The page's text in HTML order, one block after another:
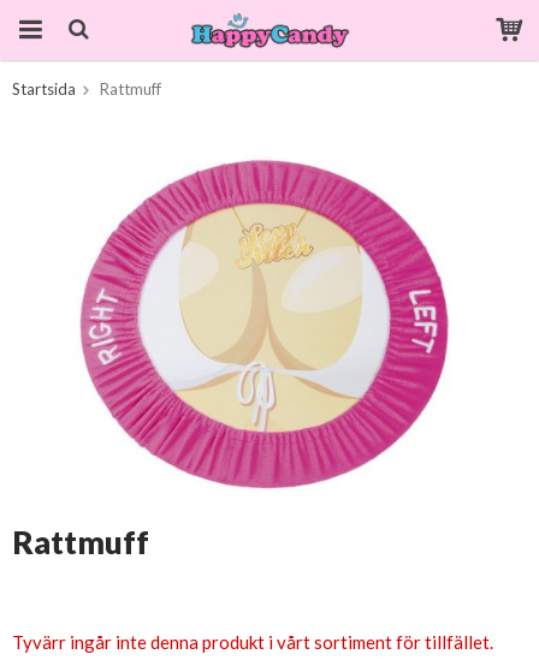
Startsida Rattmuff
Rattmuff
Tyvärr ingår inte denna produkt i vårt sortiment för tillfället.